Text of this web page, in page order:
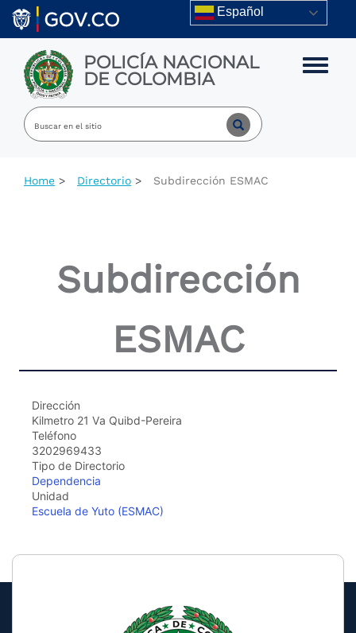
Skip to main content Español
POLICÍA NACIONAL
DE COLOMBIA Toggle
Home Directorio Subdirección ESMAC
Subdirección
ESMAC
Dirección
Kilmetro 21 Va Quibd-Pereira
Teléfono
3202969433
Tipo de Directorio
Dependencia
Unidad
Escuela de Yuto (ESMAC)